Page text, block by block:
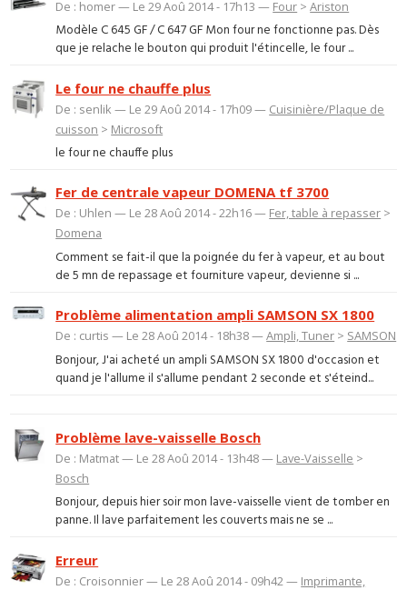
De : homer — Le 29 Aoû 2014 - 17h13 — Four >Ariston
Modèle C 645 GF / C 647 GF Mon four ne fonctionne pas. Dès
que je relache le bouton qui produit l'étincelle, le four ...
Le four ne chauffe plus
De : senlik — Le 29 Aoû 2014 - 17h09 — Cuisinière/Plaque de
cuisson > Microsoft
le four ne chauffe plus
Fer de centrale vapeur DOMENA tf 3700
De : Uhlen — Le 28 Aoû 2014 - 22h16 — Fer, table à repasser >
Domena
Comment se fait-il que la poignée du fer à vapeur, et au bout
de 5 mn de repassage et fourniture vapeur, devienne si ...
Problème alimentation ampli SAMSON SX 1800
De : curtis — Le 28 Aoû 2014 - 18h38 —Ampli, Tuner > SAMSON
Bonjour, J'ai acheté un ampli SAMSON SX 1800 d'occasion et
quand je l'allume il s'allume pendant 2 seconde et s'éteind...
Problème lave-vaisselle Bosch
De : Matmat — Le 28 Aoû 2014 - 13h48 — Lave-Vaisselle >
Bosch
Bonjour, depuis hier soir mon lave-vaisselle vient de tomber en
panne. Il lave parfaitement les couverts mais ne se ...
Erreur
De : Croisonnier — Le 28 Aoû 2014 - 09h42 — Imprimante,